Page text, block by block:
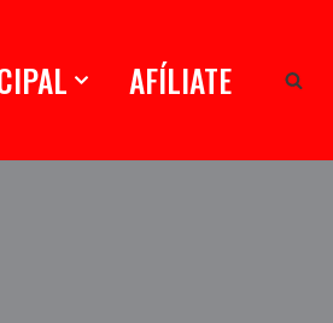
AFÍLIATE